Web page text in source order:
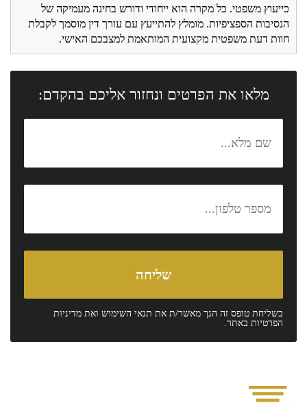
כייעוץ משפטי. כל מקרה הוא ייחודי ודורש בחינה מעמיקה של
הנסיבות הספציפיות. מומלץ להתייעץ עם עורך דין מוסמך לקבלת
חוות דעת משפטית מקצועית המותאמת למצבכם האישי.
מלאו את הפרטים ונחזור אליכם בהקדם:
בשליחת טופס זה הנך מאשר/ת את תנאי השימוש ואת מדיניות
הפרטיות באתר.